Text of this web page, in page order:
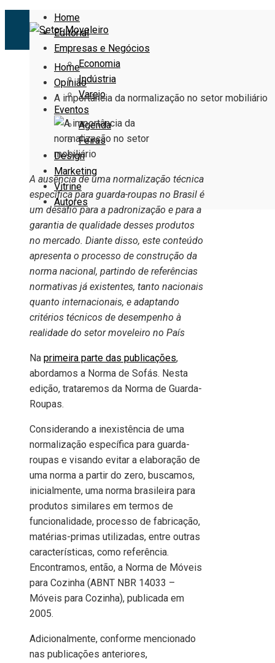
Home
Editorial
Empresas e Negócios
Economia
Indústria
Varejo
Eventos
Agenda
Feiras
Design
Marketing
Vitrine
Autores
Home
Opinião
A importância da normalização no setor mobiliário
A ausência de uma normalização técnica
específica para guarda-roupas no Brasil é
um desafio para a padronização e para a
garantia de qualidade desses produtos
no mercado. Diante disso, este conteúdo
apresenta o processo de construção da
norma nacional, partindo de referências
normativas já existentes, tanto nacionais
quanto internacionais, e adaptando
critérios técnicos de desempenho à
realidade do setor moveleiro no País
Na primeira parte das publicações,
abordamos a Norma de Sofás. Nesta
edição, trataremos da Norma de Guarda-
Roupas.
Considerando a inexistência de uma
normalização específica para guarda-
roupas e visando evitar a elaboração de
uma norma a partir do zero, buscamos,
inicialmente, uma norma brasileira para
produtos similares em termos de
funcionalidade, processo de fabricação,
matérias-primas utilizadas, entre outras
características, como referência.
Encontramos, então, a Norma de Móveis
para Cozinha (ABNT NBR 14033 –
Móveis para Cozinha), publicada em
2005.
Adicionalmente, conforme mencionado
nas publicações anteriores,